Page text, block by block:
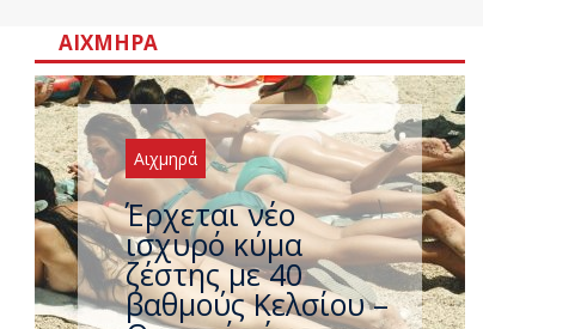
ΑΙΧΜΗΡΆ
Αιχμηρά
Άφαντος ο
Τσίπρας… την ώρα
που η χώρα
καίγεται